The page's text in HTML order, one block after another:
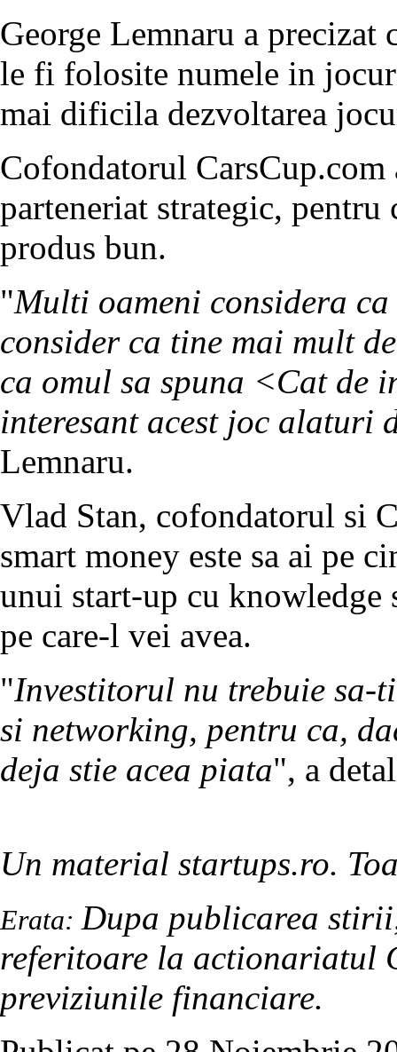
George Lemnaru a
le fi folosite numele in
mai dificila dezvoltarea
Cofondatorul
parteneriat strategic,
produs bun.
"Multi oameni considera
consider ca tine mai mult
ca omul sa spuna <Cat de
interesant acest joc alaturi
Lemnaru.
Vlad Stan, cofondatorul si
smart money este sa ai pe
unui start-up cu knowledge
pe care-l vei avea.
"Investitorul nu trebuie sa-
si networking, pentru ca,
deja stie acea piata", a
Un material startups.ro.
Erata:Dupa publicarea
referitoare la actionariatul
previziunile financiare.